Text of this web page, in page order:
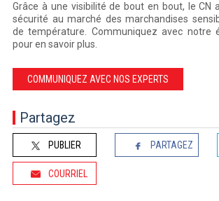
Grâce à une visibilité de bout en bout, le CN
sécurité au marché des marchandises
de température. Communiquez avec notre
pour en savoir plus.
COMMUNIQUEZ AVEC NOS EXPERTS
Partagez
PUBLIER PARTAGEZ
COURRIEL